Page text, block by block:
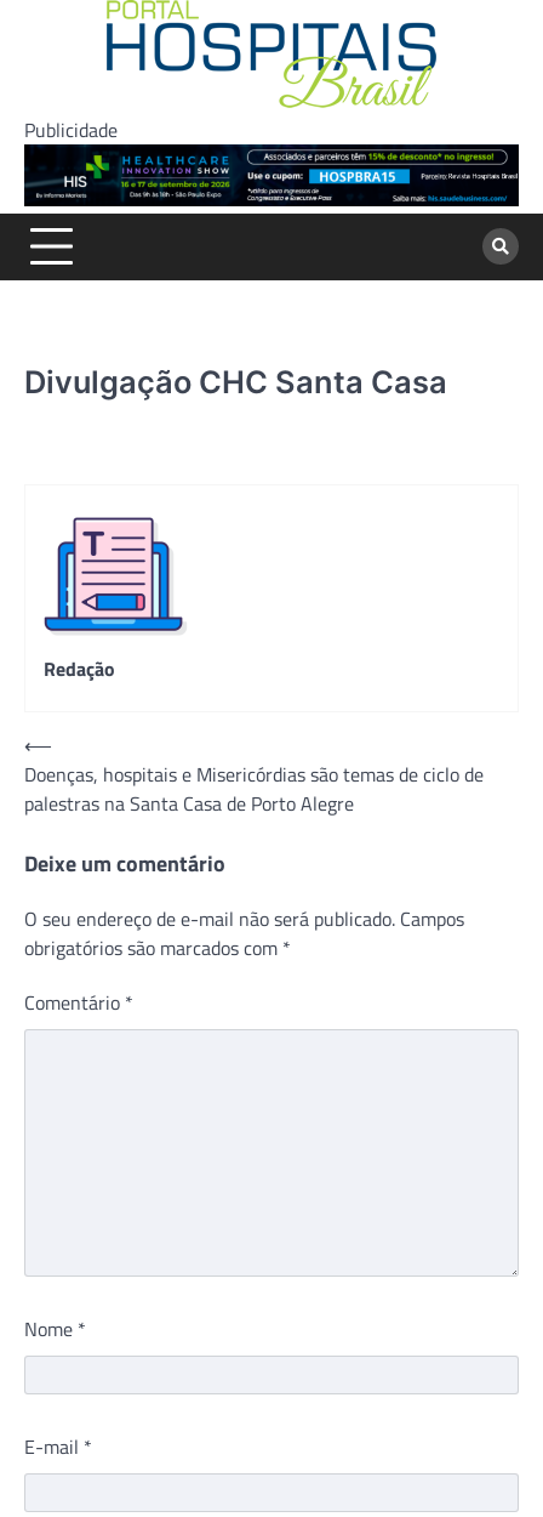
Publicidade
Divulgação CHC Santa Casa
Redação
Navegação
de
Post
⟵
Doenças, hospitais e Misericórdias são temas de ciclo de
palestras na Santa Casa de Porto Alegre
Deixe um comentário
O seu endereço de e-mail não será publicado. Campos
obrigatórios são marcados com *
Comentário *
Nome *
E-mail *